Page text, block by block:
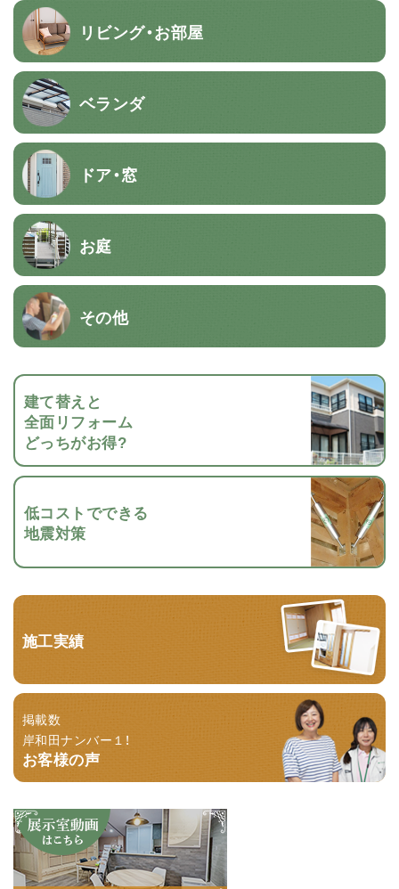
リビング・お部屋
ベランダ
ドア・窓
お庭
その他
建て替えと
全面リフォーム
どっちがお得?
低コストでできる
地震対策
施工実績
掲載数
岸和田ナンバー１！
お客様の声